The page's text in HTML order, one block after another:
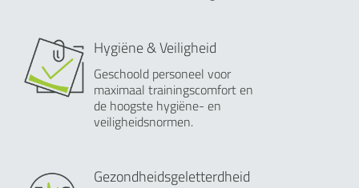
Hygiëne & Veiligheid
Geschoold personeel voor
maximaal trainingscomfort en
de hoogste hygiëne- en
veiligheidsnormen.
Gezondheidsgeletterdheid